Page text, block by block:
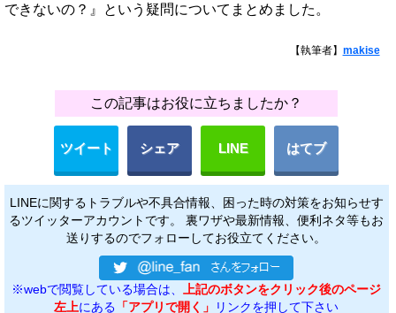
できないの？』という疑問についてまとめました。
【執筆者】 makise
この記事はお役に立ちましたか？
ツイート シェア LINE はてブ
LINEに関するトラブルや不具合情報、困った時の対策をお知らせす
るツイッターアカウントです。 裏ワザや最新情報、便利ネタ等もお
送りするのでフォローしてお役立てください。
※webで閲覧している場合は、
上記のボタンをクリック後のページ
左上にある 「アプリで開く」 リンクを押して下さい